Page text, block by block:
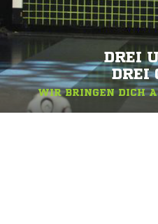
DREI
DREI
WIR BRINGEN DICH